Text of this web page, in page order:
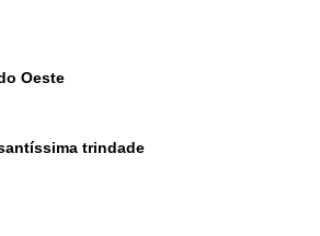
Oeste
santíssima trindade